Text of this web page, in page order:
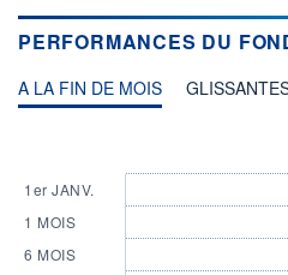
PERFORMANCES DU
A LA FIN DE MOIS
1er JANV.
1 MOIS
6 MOIS